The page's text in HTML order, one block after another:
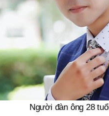
Người đàn ông 28